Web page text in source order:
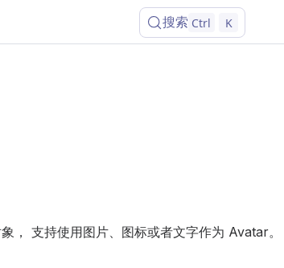
搜索 Ctrl K
， 支持使用图片、图标或者文字作为 Avatar。